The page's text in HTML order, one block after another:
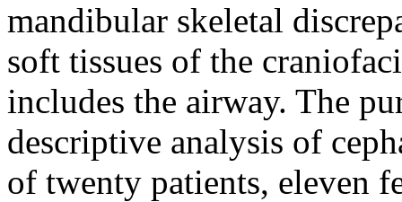
mandibular skeletal
soft tissues of the
includes the airway. The
descriptive analysis of
of twenty patients, eleven